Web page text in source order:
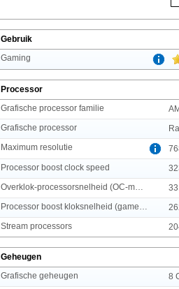
Gebruik
Gaming
Processor
Grafische processor familie
Grafische processor
Maximum resolutie
Processor boost clock speed
Stream processors
Geheugen
Grafische geheugen
8